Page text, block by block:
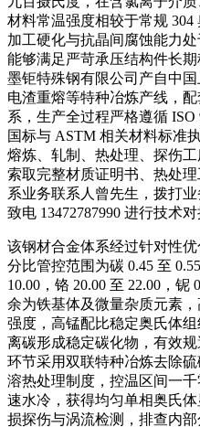
材料常温强度相较于常规
加工硬化与抗晶间腐蚀能力
能够满足严苛承压结构件长
墨钜特殊钢有限公司产自中
电渣重熔等特种冶炼产线，
系，生产全过程严格遵循
国标与 ASTM 相关材料标准
熔炼、轧制、热处理、探伤
索取完整材质证明书、热处
系业务联系人曾先生，拨打业
致电 13472787990 进行技术
该钢材合金体系经过针对性
分比管控范围为碳 0.45 至
10.00，铬 20.00 至 22.00，铌
余为铁基体及微量杂质元素
强度，高锰配比稳定奥氏体
离碳形成稳定碳化物，有效
环节采用双联特种冶炼去除
溶热处理制度，控温区间一
速水冷，获得均匀单相奥氏
损探伤与涡流检测，排查内